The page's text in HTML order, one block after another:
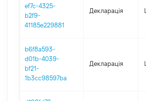
ef7c-4325-
b2f9-
41185e229881
Декларація
b6f8a593-
d01b-4039-
bf21-
1b3cc98597ba
Декларація